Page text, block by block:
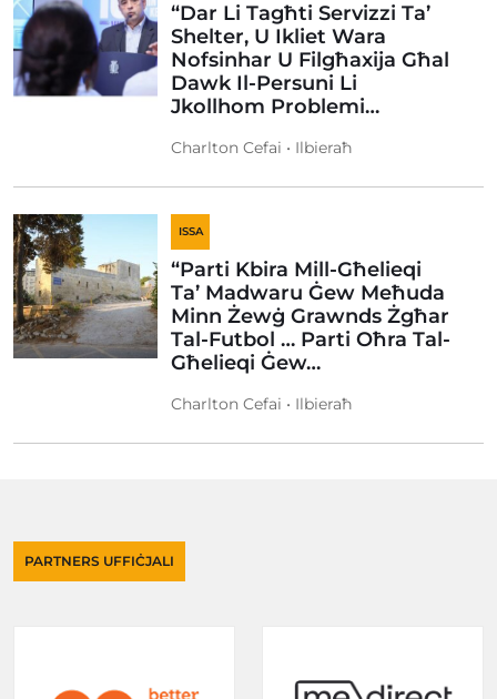
“Dar Li Tagħti Servizzi Ta’
Shelter, U Ikliet Wara
Nofsinhar U Filgħaxija Għal
Dawk Il-Persuni Li
Jkollhom Problemi…
Charlton Cefai • Ilbieraħ
ISSA
“Parti Kbira Mill-Għelieqi
Ta’ Madwaru Ġew Meħuda
Minn Żewġ Grawnds Żgħar
Tal-Futbol … Parti Oħra Tal-
Għelieqi Ġew…
Charlton Cefai • Ilbieraħ
PARTNERS UFFIĊJALI